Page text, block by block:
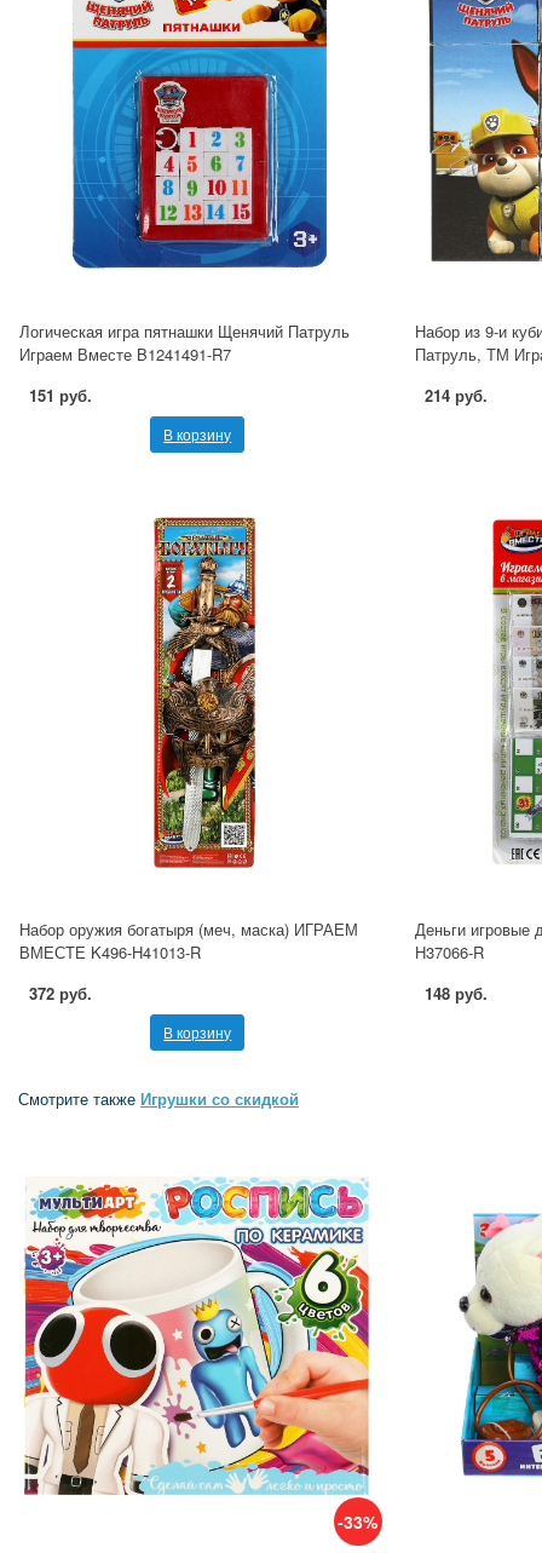
Логическая игра пятнашки Щенячий Патруль
Играем Вместе B1241491-R7
151 руб.
В корзину
Набор из 9-и
Патруль, ТМ
214 руб.
Набор оружия богатыря (меч, маска) ИГРАЕМ
ВМЕСТЕ K496-H41013-R
372 руб.
В корзину
Деньги игровые
H37066-R
148 руб.
Смотрите также Игрушки со скидкой
-33%